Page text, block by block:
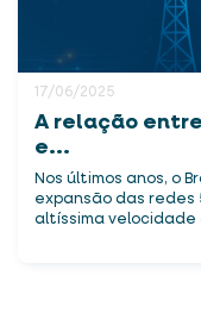
17/06/2025
A relação entre
e...
Nos últimos anos, o
expansão das
altíssima velocidade